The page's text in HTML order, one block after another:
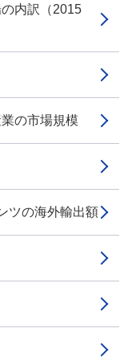
内訳（2015
の市場規模
ツの海外輸出額